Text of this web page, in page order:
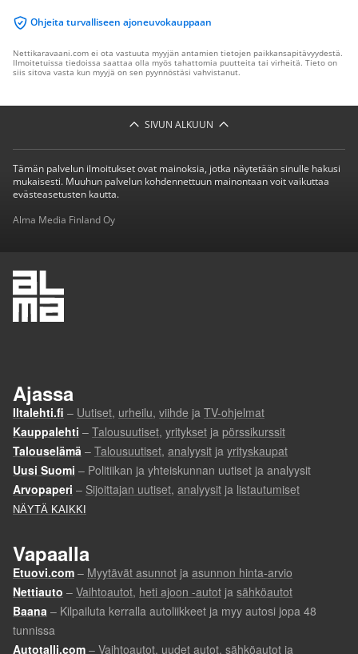
Ohjeita turvalliseen ajoneuvokauppaan
Nettikaravaani.com ei ota vastuuta myyjän antamien tietojen paikkansapitävyydestä.
Ilmoitetuissa tiedoissa saattaa olla myös tahattomia puutteita tai virheitä. Tieto on
siis sitova vasta kun myyjä on sen pyynnöstäsi vahvistanut.
SIVUN ALKUUN
Tämän palvelun ilmoitukset ovat mainoksia, jotka näytetään sinulle hakusi
mukaisesti. Muuhun palvelun kohdennettuun mainontaan voit vaikuttaa
evästeasetusten kautta.
Alma Media Finland Oy